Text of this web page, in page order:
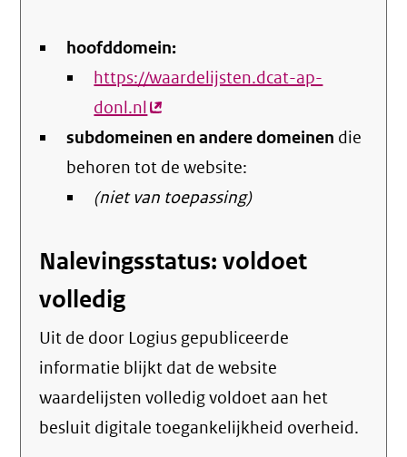
hoofddomein:
https://waardelijsten.dcat-ap-
donl.nl(externe
link)
subdomeinen en andere domeinen die
behoren tot de website:
(niet van toepassing)
Nalevingsstatus: voldoet
volledig
Uit de door Logius gepubliceerde
informatie blijkt dat de website
waardelijsten volledig voldoet aan het
besluit digitale toegankelijkheid overheid.